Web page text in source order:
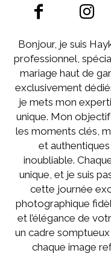
Bonjour, je suis
professionnel,
mariage haut de
exclusivement
je mets mon
unique. Mon
les moments clés,
et
inoubliable.
unique, et je suis
cette journée
photographique
et l’élégance de
un cadre somptueux
chaque image